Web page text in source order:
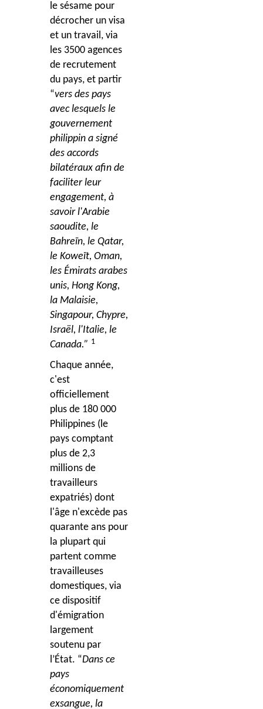
le sésame pour
décrocher un visa
et un travail, via
les 3500 agences
de recrutement
du pays, et partir
“vers des pays
avec lesquels le
gouvernement
philippin a signé
des accords
bilatéraux afin de
faciliter leur
engagement, à
savoir l'Arabie
saoudite, le
Bahreïn, le Qatar,
le Koweït, Oman,
les Émirats arabes
unis, Hong Kong,
la Malaisie,
Singapour, Chypre,
Israël, l'Italie, le
Canada.” 1
Chaque année,
c'est
officiellement
plus de 180 000
Philippines (le
pays comptant
plus de 2,3
millions de
travailleurs
expatriés) dont
l'âge n'excède pas
quarante ans pour
la plupart qui
partent comme
travailleuses
domestiques, via
ce dispositif
d'émigration
largement
soutenu par
l’État. “Dans ce
pays
économiquement
exsangue, la